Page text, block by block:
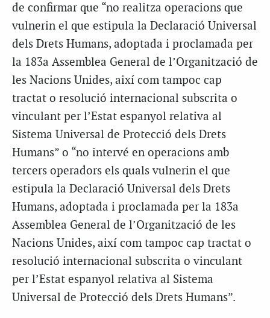
de confirmar que “no realitza operacions que
vulnerin el que estipula la Declaració Universal
dels Drets Humans, adoptada i proclamada per
la 183a Assemblea General de l’Organització de
les Nacions Unides, així com tampoc cap
tractat o resolució internacional subscrita o
vinculant per l’Estat espanyol relativa al
Sistema Universal de Protecció dels Drets
Humans” o “no intervé en operacions amb
tercers operadors els quals vulnerin el que
estipula la Declaració Universal dels Drets
Humans, adoptada i proclamada per la 183a
Assemblea General de l’Organització de les
Nacions Unides, així com tampoc cap tractat o
resolució internacional subscrita o vinculant
per l’Estat espanyol relativa al Sistema
Universal de Protecció dels Drets Humans”.